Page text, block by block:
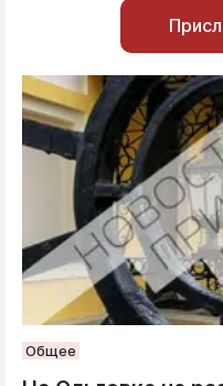
Общее